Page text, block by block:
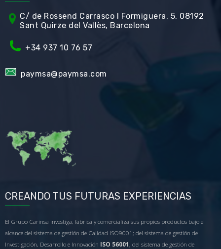
C/ de Rossend Carrasco I Formiguera, 5, 08192
Sant Quirze del Vallès, Barcelona
+34 937 10 76 57
paymsa@paymsa.com
CREANDO TUS FUTURAS EXPERIENCIAS
El Grupo Carinsa investiga, fabrica y comercializa sus propios productos bajo el
alcance del sistema de gestión de Calidad ISO9001; del sistema de gestión de
Investigación, Desarrollo e Innovación ISO 56001 ; del sistema de gestión de